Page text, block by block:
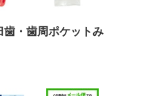
歯・歯周ポケットみ